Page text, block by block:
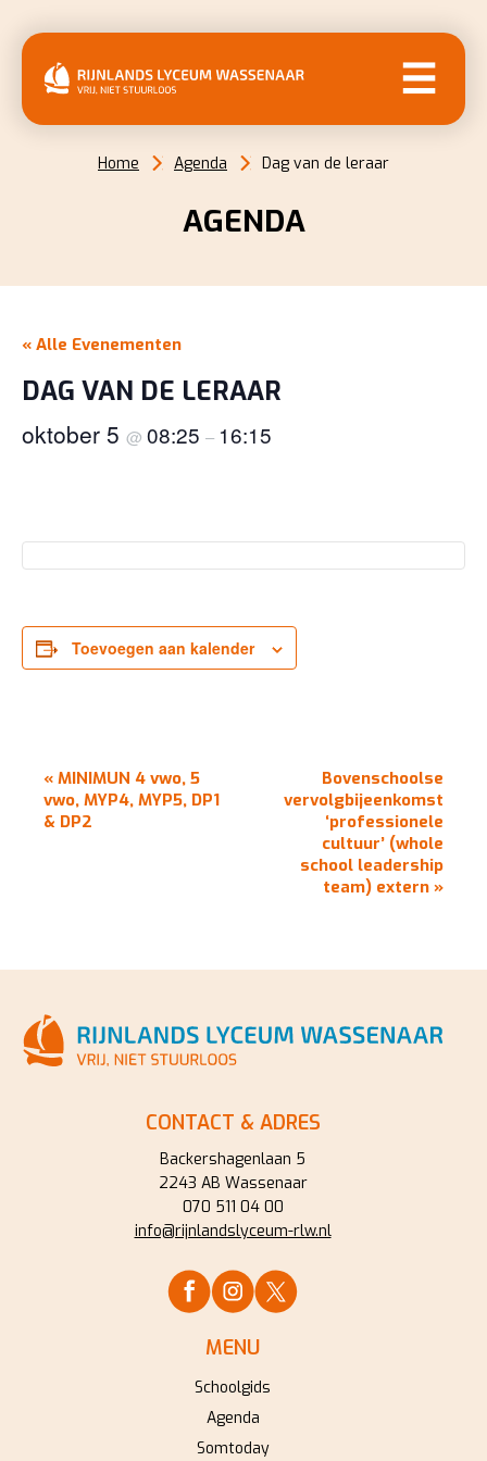
Home Agenda Dag van de leraar
AGENDA
« Alle Evenementen
DAG VAN DE LERAAR
oktober 5 @ 08:25 – 16:15
Toevoegen aan kalender
EVENEMENT
NAVIGATIE
« MINIMUN 4 vwo, 5
vwo, MYP4, MYP5, DP1
& DP2
Bovenschoolse
vervolgbijeenkomst
‘professionele
cultuur’ (whole
school leadership
team) extern »
CONTACT & ADRES
Backershagenlaan 5
2243 AB Wassenaar
070 511 04 00
info@rijnlandslyceum-rlw.nl
MENU
Schoolgids
Agenda
Somtoday